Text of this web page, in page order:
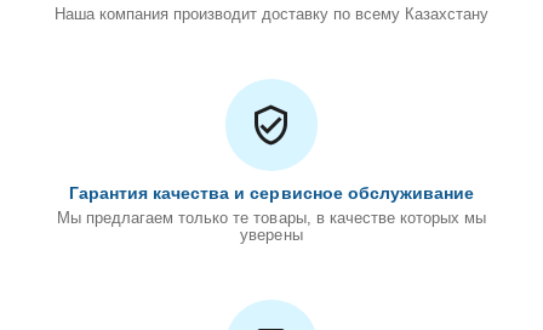
Наша компания производит доставку по всему Казахстану
Гарантия качества и сервисное обслуживание
Мы предлагаем только те товары, в качестве которых мы
уверены